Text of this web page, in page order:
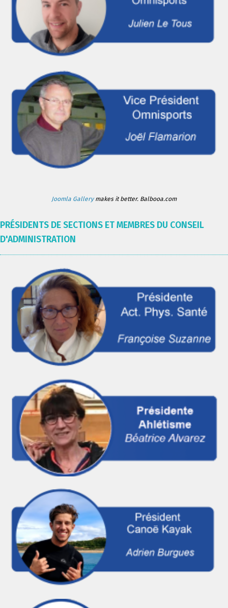
Joomla Gallerymakes it better. Balbooa.com
PRÉSIDENTS DE SECTIONS ET MEMBRES DU CONSEIL
D'ADMINISTRATION